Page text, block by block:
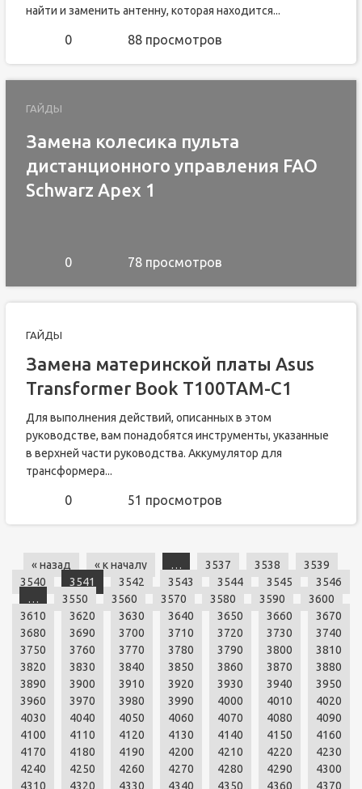
найти и заменить антенну, которая находится...
0 88 просмотров
ГАЙДЫ
Замена колесика пульта
дистанционного управления FAO
Schwarz Apex 1
0 78 просмотров
ГАЙДЫ
Замена материнской платы Asus
Transformer Book T100TAM-C1
Для выполнения действий, описанных в этом
руководстве, вам понадобятся инструменты, указанные
в верхней части руководства. Аккумулятор для
трансформера...
0 51 просмотров
« назад « к началу … 3537 3538
3539
3540
3541 3542 3543 3544 3545
3546
…
3550 3560 3570 3580 3590
3600
3610
3620 3630 3640 3650 3660
3670
3680
3690 3700 3710 3720 3730
3740
3750
3760 3770 3780 3790 3800
3810
3820
3830 3840 3850 3860 3870
3880
3890
3900 3910 3920 3930 3940
3950
3960
3970 3980 3990 4000 4010
4020
4030
4040 4050 4060 4070 4080
4090
4100
4110 4120 4130 4140 4150
4160
4170
4180 4190 4200 4210 4220
4230
4240
4250 4260 4270 4280 4290
4300
4310
4320 4330 4340 4350 4360 4370